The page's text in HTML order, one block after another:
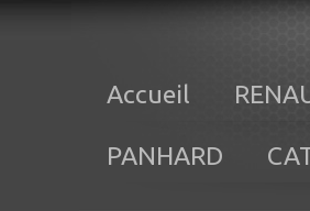
Accueil
PANHARD